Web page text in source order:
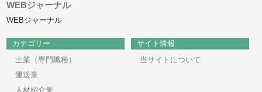
WEBジャーナル
WEBジャーナル
カテゴリー
士業（専門職種）
運送業
人材紹介業
サイト情報
当サイトについて